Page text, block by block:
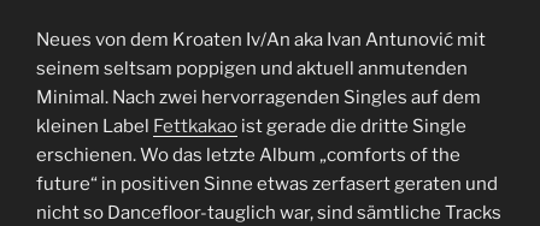
Neues von dem Kroaten Iv/An aka Ivan Antunović mit
seinem seltsam poppigen und aktuell anmutenden
Minimal. Nach zwei hervorragenden Singles auf dem
kleinen Label Fettkakao ist gerade die dritte Single
erschienen. Wo das letzte Album „comforts of the
future“ in positiven Sinne etwas zerfasert geraten und
nicht so Dancefloor-tauglich war, sind sämtliche Tracks